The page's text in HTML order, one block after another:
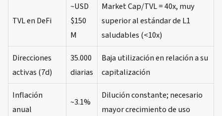
TVL en DeFi
~USD
$150
M
Market Cap/TVL = 40x, muy
superior al estándar de L1
saludables (<10x)
Direcciones
activas (7d)
35.000
diarias
Baja utilización en relación a su
capitalización
Inflación
anual
~3.1%
Dilución constante; necesario
mayor crecimiento de uso